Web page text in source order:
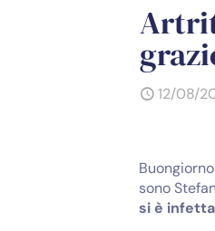
12/08/
sono
si è